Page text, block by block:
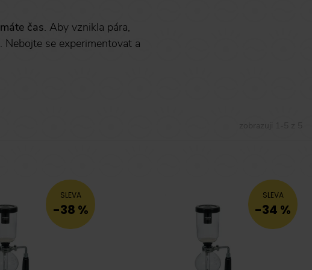
máte čas. Aby vznikla pára,
. Nebojte se experimentovat a
SLEVA
-38 %
SLEVA
-34 %